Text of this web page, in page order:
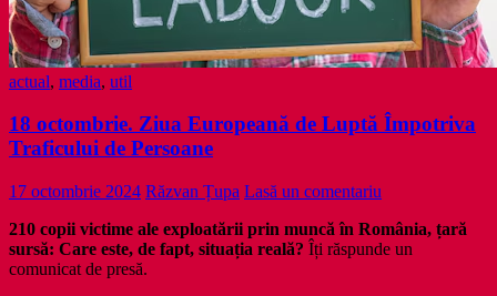
actual, media, util
18 octombrie. Ziua Europeană de Luptă Împotriva
Traficului de Persoane
17 octombrie 2024 Răzvan Țupa Lasă un comentariu
210 copii victime ale exploatării prin muncă în România, țară
sursă: Care este, de fapt, situația reală? Îți răspunde un
comunicat de presă.